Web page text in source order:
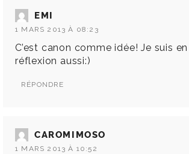
EMI
1 MARS 2013 À 08:23
C’est canon comme idée! Je suis
réflexion aussi:)
RÉPONDRE
CAROMIMOSO
1 MARS 2013 À 10:52